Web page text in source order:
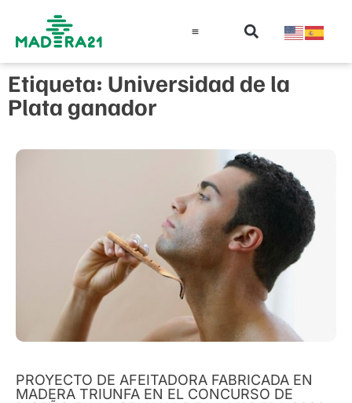
Etiqueta: Universidad de la
Plata ganador
PROYECTO DE AFEITADORA FABRICADA EN
MADERA TRIUNFA EN EL CONCURSO DE